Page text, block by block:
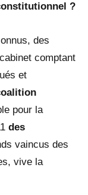
?
des
comptant
et
pour la
des
vaincus des
vive la